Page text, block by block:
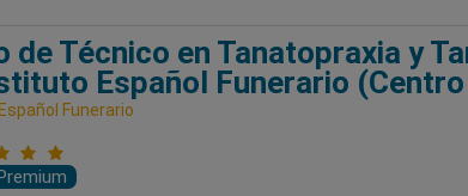
de Técnico en Tanatopraxia y
Español Funerario
Funerario